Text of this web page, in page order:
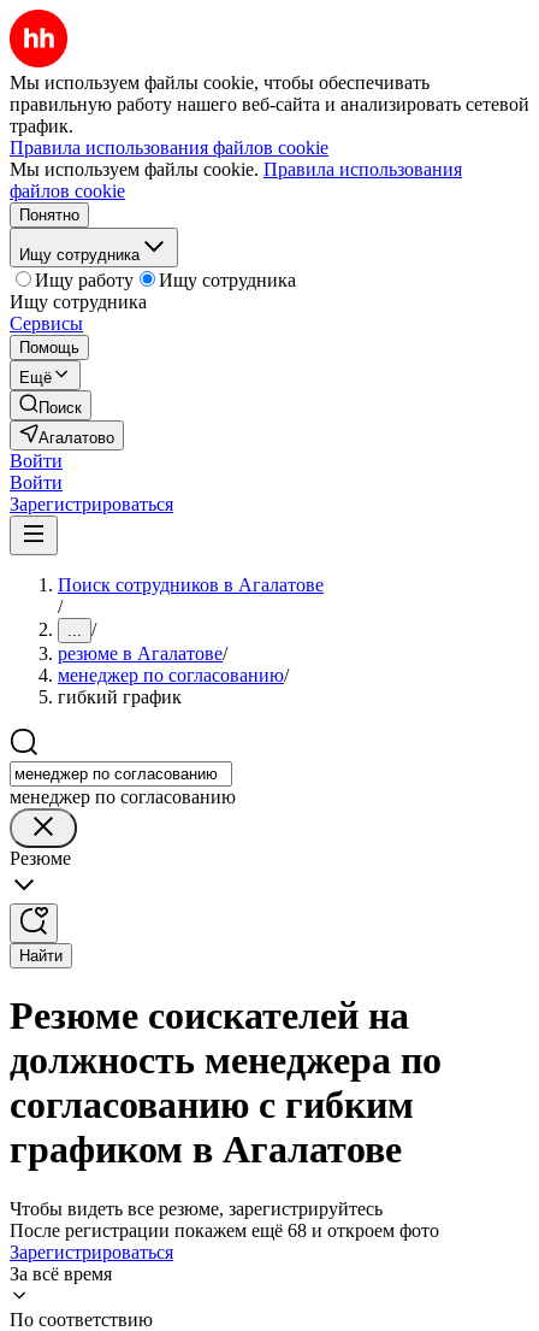
Мы используем файлы cookie, чтобы обеспечивать
правильную работу нашего веб-сайта и анализировать сетевой
трафик.
Правила использования файлов cookie
Мы используем файлы cookie. Правила использования
файлов cookie
Понятно
Ищу сотрудника
Ищу работу
Ищу сотрудника
Ищу сотрудника
Сервисы
Помощь
Ещё
Поиск
Агалатово
Войти
Войти
Зарегистрироваться
Поиск сотрудников в Агалатове
/
... /
резюме в Агалатове/
менеджер по согласованию/
гибкий график
менеджер по согласованию
Резюме
Найти
Резюме соискателей на
должность менеджера по
согласованию с гибким
графиком в Агалатове
Чтобы видеть все резюме, зарегистрируйтесь
После регистрации покажем ещё 68 и откроем фото
Зарегистрироваться
За всё время
По соответствию